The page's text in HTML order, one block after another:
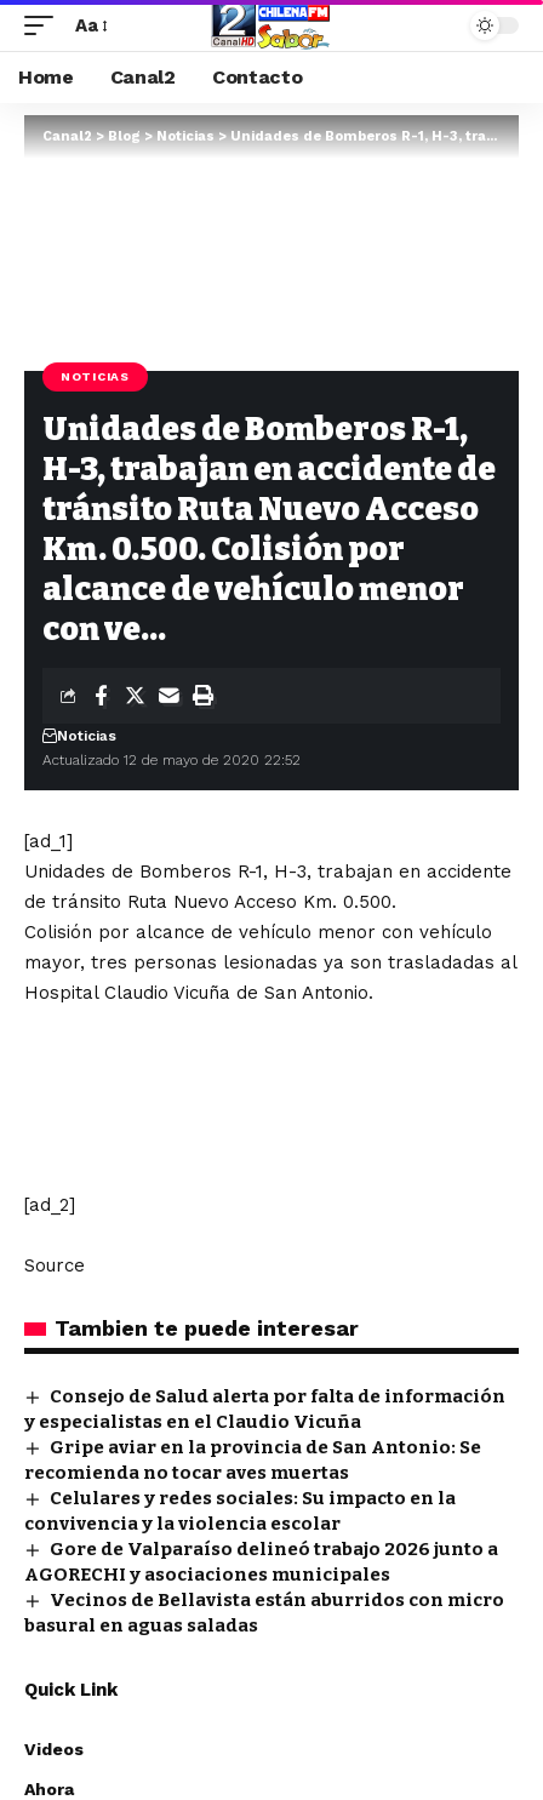
Aa
Home Canal2 Contacto
Canal2>Blog>Noticias>Unidades de Bomberos R-1, H-3, trabajan en accidente de tránsito Ruta Nuevo Acceso Km. 0.500. Colisión por alcance de vehículo menor con ve…
NOTICIAS
Unidades de Bomberos R-1,
H-3, trabajan en accidente de
tránsito Ruta Nuevo Acceso
Km. 0.500. Colisión por
alcance de vehículo menor
con ve…
Actualizado 12 de mayo de 2020 22:52
Noticias
[ad_1]
Unidades de Bomberos R-1, H-3, trabajan en accidente
de tránsito Ruta Nuevo Acceso Km. 0.500.
Colisión por alcance de vehículo menor con vehículo
mayor, tres personas lesionadas ya son trasladadas al
Hospital Claudio Vicuña de San Antonio.
[ad_2]
Source
Tambien te puede interesar
Consejo de Salud alerta por falta de información
y especialistas en el Claudio Vicuña
Gripe aviar en la provincia de San Antonio: Se
recomienda no tocar aves muertas
Celulares y redes sociales: Su impacto en la
convivencia y la violencia escolar
Gore de Valparaíso delineó trabajo 2026 junto a
AGORECHI y asociaciones municipales
Vecinos de Bellavista están aburridos con micro
basural en aguas saladas
Quick Link
Videos
Ahora